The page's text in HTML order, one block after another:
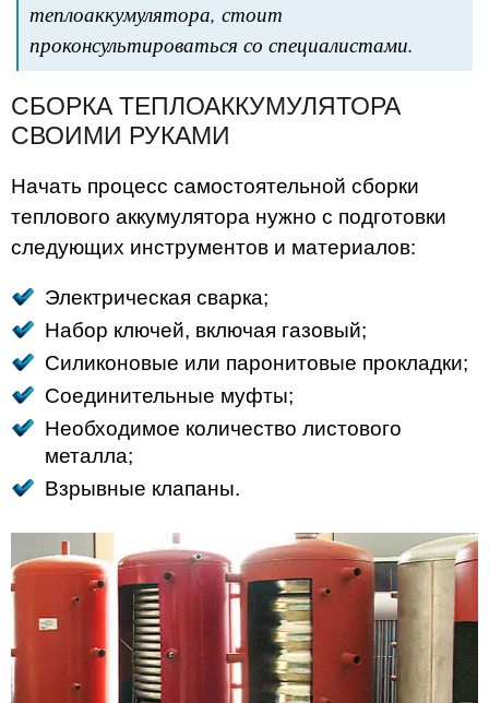
теплоаккумулятора, стоит
проконсультироваться со специалистами.
СБОРКА ТЕПЛОАККУМУЛЯТОРА
СВОИМИ РУКАМИ
Начать процесс самостоятельной сборки
теплового аккумулятора нужно с подготовки
следующих инструментов и материалов:
Электрическая сварка;
Набор ключей, включая газовый;
Силиконовые или паронитовые прокладки;
Соединительные муфты;
Необходимое количество листового
металла;
Взрывные клапаны.